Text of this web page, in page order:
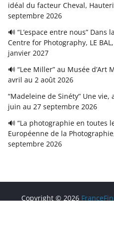
idéal du facteur Cheval,
septembre 2026
🔊 “L’espace entre nous” Dans
Centre for Photography, LE
janvier 2027
🔊 “Lee Miller” au Musée d’Art
avril au 2 août 2026
“Madeleine de Sinéty” Une vie,
juin au 27 septembre 2026
🔊 “La photographie en toutes
Européenne de la
septembre 2026
Copyright © 2026